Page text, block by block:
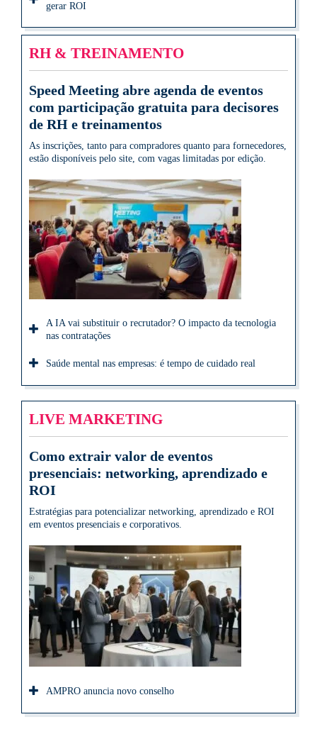
gerar ROI
RH & TREINAMENTO
Speed Meeting abre agenda de eventos
com participação gratuita para decisores
de RH e treinamentos
As inscrições, tanto para compradores quanto para fornecedores,
estão disponíveis pelo site, com vagas limitadas por edição.
A IA vai substituir o recrutador? O impacto da tecnologia
nas contratações
Saúde mental nas empresas: é tempo de cuidado real
LIVE MARKETING
Como extrair valor de eventos
presenciais: networking, aprendizado e
ROI
Estratégias para potencializar networking, aprendizado e ROI
em eventos presenciais e corporativos.
AMPRO anuncia novo conselho